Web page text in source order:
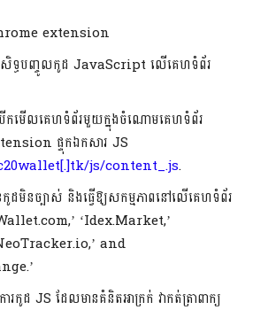
extension
ទ្ធបញ្ចូលកូដ JavaScript លើគេហទំព័រ
ើកមើលគេហទំព័រមួយក្នុងចំណោមគេហទំព័រ
ផ្ទុកឯកសារ JS
js/content_.js.
ដមិនច្បាស់ និងធ្វើឱ្យសកម្មភាពនៅលើគេហទំព័រ
‘Idex.Market,’
and
កូដ JS ដែលមានគំនិតអាក្រក់ វាកត់ត្រាពាក្យ